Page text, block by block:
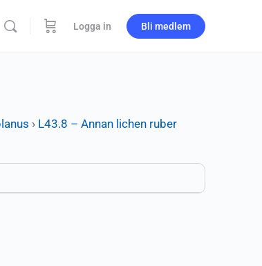
Logga in Bli medlem
› L43.8 – Annan lichen ruber